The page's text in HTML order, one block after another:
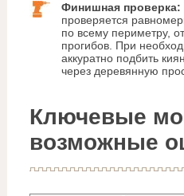
Финишная проверка:
проверяется
по всему периметру,
прогибов. При
аккуратно подбить
через деревянную
Ключевые
возможные